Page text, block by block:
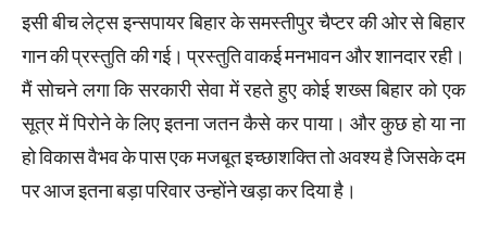
इसी बीच लेट्स इन्सपायर बिहार के समस्तीपुर चैप्टर की ओर से बिहार
गान की प्रस्तुति की गई। प्रस्तुति वाकई मनभावन और शानदार रही।
मैं सोचने लगा कि सरकारी सेवा में रहते हुए कोई शख्स बिहार को एक
सूत्र में पिरोने के लिए इतना जतन कैसे कर पाया। और कुछ हो या ना
हो विकास वैभव के पास एक मजबूत इच्छाशक्ति तो अवश्य है जिसके दम
पर आज इतना बड़ा परिवार उन्होंने खड़ा कर दिया है।